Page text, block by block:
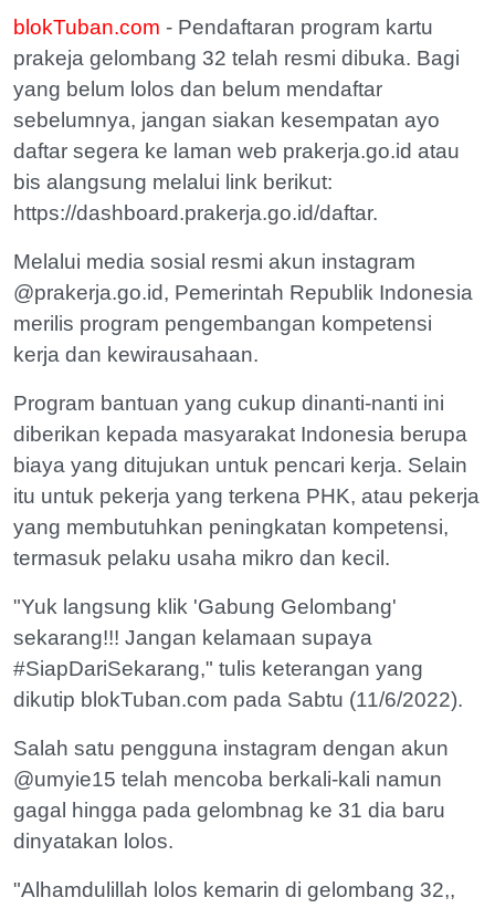
blokTuban.com - Pendaftaran program kartu
prakeja gelombang 32 telah resmi dibuka. Bagi
yang belum lolos dan belum mendaftar
sebelumnya, jangan siakan kesempatan ayo
daftar segera ke laman web prakerja.go.id atau
bis alangsung melalui link berikut:
https://dashboard.prakerja.go.id/daftar.
Melalui media sosial resmi akun instagram
@prakerja.go.id, Pemerintah Republik Indonesia
merilis program pengembangan kompetensi
kerja dan kewirausahaan.
Program bantuan yang cukup dinanti-nanti ini
diberikan kepada masyarakat Indonesia berupa
biaya yang ditujukan untuk pencari kerja. Selain
itu untuk pekerja yang terkena PHK, atau pekerja
yang membutuhkan peningkatan kompetensi,
termasuk pelaku usaha mikro dan kecil.
"Yuk langsung klik 'Gabung Gelombang'
sekarang!!! Jangan kelamaan supaya
#SiapDariSekarang," tulis keterangan yang
dikutip blokTuban.com pada Sabtu (11/6/2022).
Salah satu pengguna instagram dengan akun
@umyie15 telah mencoba berkali-kali namun
gagal hingga pada gelombnag ke 31 dia baru
dinyatakan lolos.
"Alhamdulillah lolos kemarin di gelombang 32,,